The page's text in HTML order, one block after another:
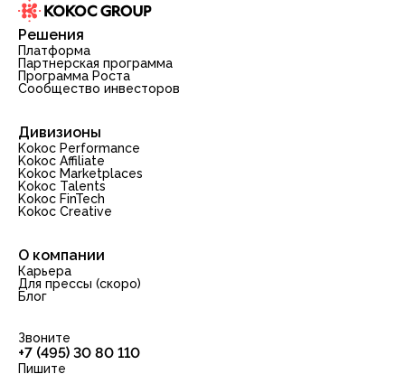
Решения
Платформа
Партнерская программа
Программа Роста
Сообщество инвесторов
Дивизионы
Kokoc Performance
Kokoc Affiliate
Kokoc Marketplaces
Kokoc Talents
Kokoc FinTech
Kokoc Creative
О компании
Карьера
Для прессы (скоро)
Блог
Звоните
+7 (495) 30 80 110
Пишите